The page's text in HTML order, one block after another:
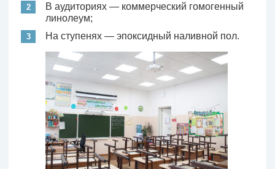
В аудиториях — коммерческий гомогенный
линолеум;
На ступенях — эпоксидный наливной пол.